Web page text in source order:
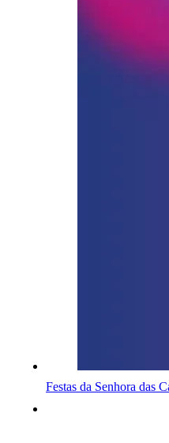
Festas da Senhora das